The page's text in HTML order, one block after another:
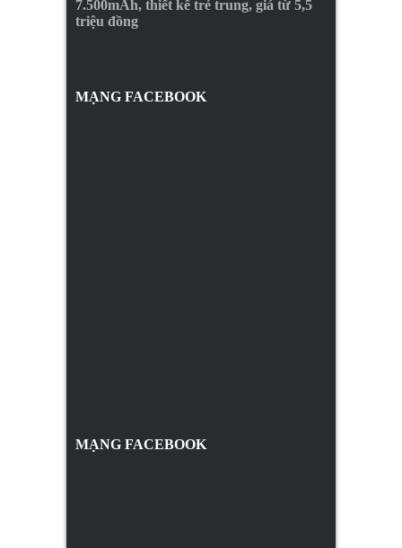
7.500mAh, thiết kế trẻ trung, giá từ 5,5
triệu đồng
MẠNG FACEBOOK
MẠNG FACEBOOK